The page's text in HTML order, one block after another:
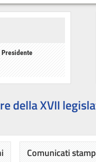
della XVII
Comunicati